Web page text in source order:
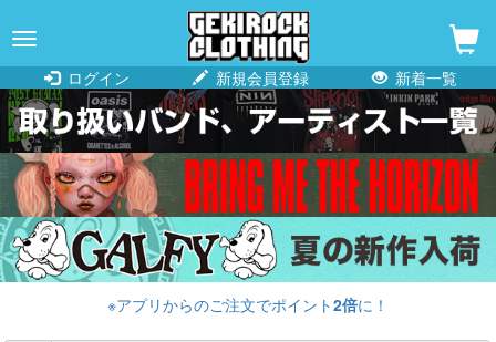
navigation
ログイン
新規会員登録 新着一覧
※アプリからのご注文でポイント2倍に！